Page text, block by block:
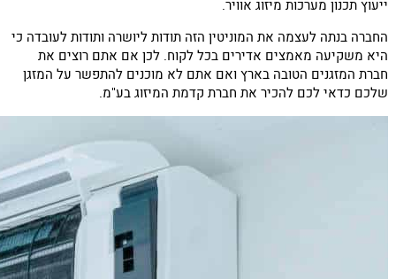
ייעוץ תכנון מערכות מיזוג אוויר.
החברה בנתה לעצמה את המוניטין הזה תודות ליושרה ותודות לעובדה כי
היא משקיעה מאמצים אדירים בכל לקוח. לכן אם אתם רוצים את
חברת המזגנים הטובה בארץ ואם אתם לא מוכנים להתפשר על המזגן
שלכם כדאי לכם להכיר את חברת קדמת המיזוג בע"מ.